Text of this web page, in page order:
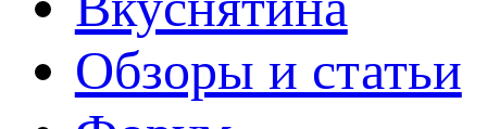
Обзоры и статьи